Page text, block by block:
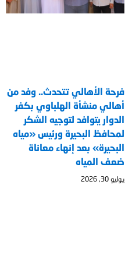
فرحة الأهالي تتحدث.. وفد من
أهالي منشأة الهلباوي بكفر
الدوار يتوافد لتوجيه الشكر
لمحافظ البحيرة ورئيس «مياه
البحيرة» بعد إنهاء معاناة
ضعف المياه
يوليو 30, 2026